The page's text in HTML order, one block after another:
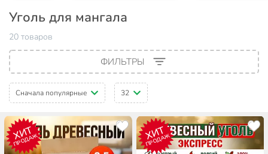
Уголь для мангала
20 товаров
ФИЛЬТРЫ
Сначала популярные 32
ХИТ
ПРОДАЖ ХИТ
ПРОДАЖ